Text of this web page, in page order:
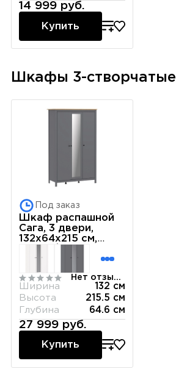
14 999 руб.
Купить
Шкафы 3-створчатые
Под заказ
Шкаф распашной
Сага, 3 двери,
132х64х215 см,
Нет отзывов
Ширина
132 см
Высота
215.5 см
Глубина
64.6 см
27 999 руб.
Купить